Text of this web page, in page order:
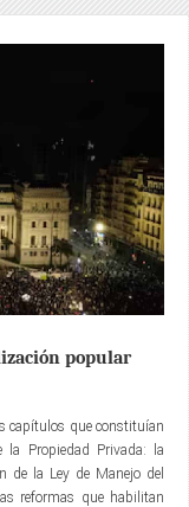
popular
capítulos que constituían
la Propiedad Privada: la
de la Ley de Manejo del
reformas que habilitan